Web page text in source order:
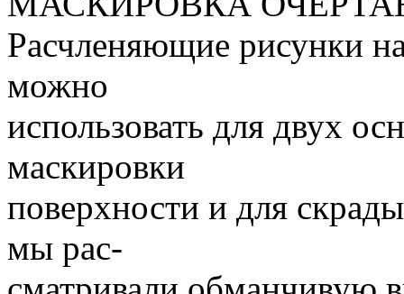
Расчленяющие рисунки
можно
использовать для двух
маскировки
поверхности и для
мы рас-